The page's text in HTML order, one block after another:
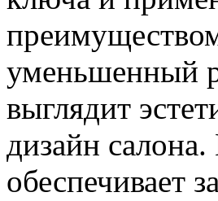
уменьшенный
выглядит
дизайн
обеспечивает